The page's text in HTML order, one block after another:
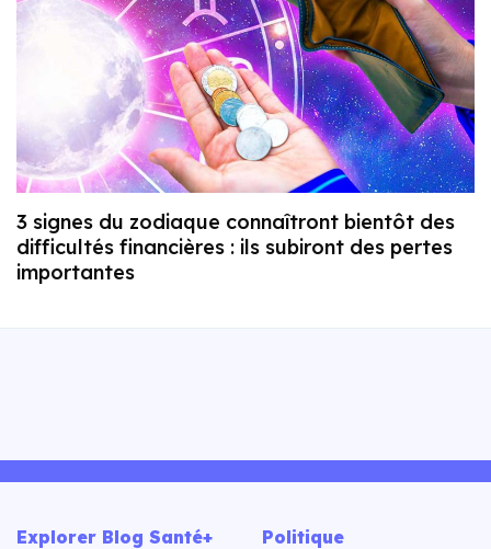
3 signes du zodiaque connaîtront bientôt des
difficultés financières : ils subiront des pertes
importantes
Explorer Blog Santé+ Politique